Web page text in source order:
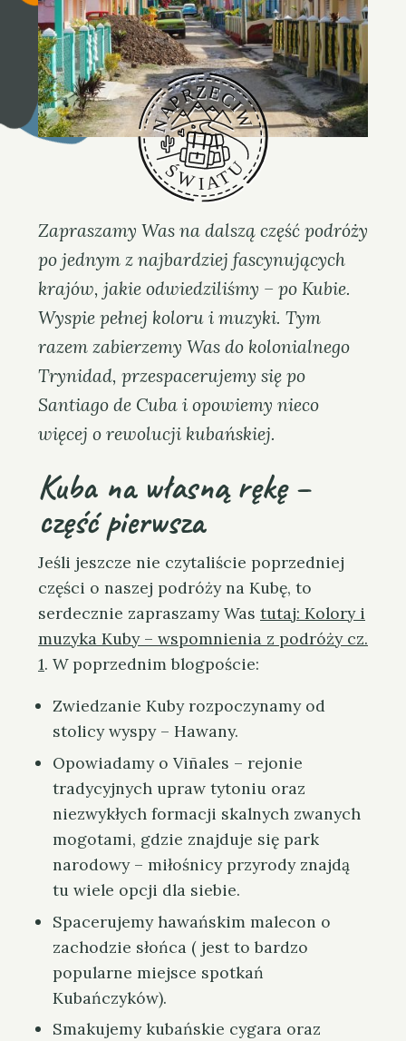
n
i
e
s
z
k
a
Zapraszamy Was na dalszą część podróży
po jednym z najbardziej fascynujących
krajów, jakie odwiedziliśmy – po Kubie.
Wyspie pełnej koloru i muzyki. Tym
razem zabierzemy Was do kolonialnego
Trynidad, przespacerujemy się po
Santiago de Cuba i opowiemy nieco
więcej o rewolucji kubańskiej.
Kuba na własną rękę –
część pierwsza
Jeśli jeszcze nie czytaliście poprzedniej
części o naszej podróży na Kubę, to
serdecznie zapraszamy Was tutaj: Kolory i
muzyka Kuby – wspomnienia z podróży cz.
1. W poprzednim blogpoście:
Zwiedzanie Kuby rozpoczynamy od
stolicy wyspy – Hawany.
Opowiadamy o Viñales – rejonie
tradycyjnych upraw tytoniu oraz
niezwykłych formacji skalnych zwanych
mogotami, gdzie znajduje się park
narodowy – miłośnicy przyrody znajdą
tu wiele opcji dla siebie.
Spacerujemy hawańskim malecon o
zachodzie słońca ( jest to bardzo
popularne miejsce spotkań
Kubańczyków).
Smakujemy kubańskie cygara oraz